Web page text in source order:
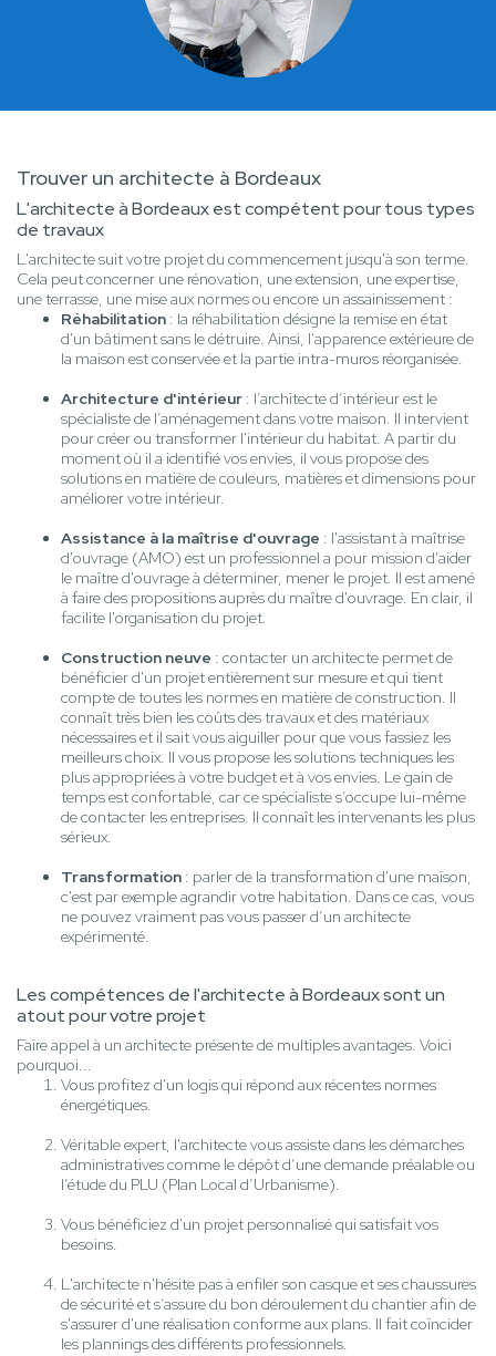
Trouver un architecte à Bordeaux
L'architecte à Bordeaux est compétent pour tous types
de travaux
L'architecte suit votre projet du commencement jusqu'à son terme.
Cela peut concerner une rénovation, une extension, une expertise,
une terrasse, une mise aux normes ou encore un assainissement :
Réhabilitation : la réhabilitation désigne la remise en état
d'un bâtiment sans le détruire. Ainsi, l'apparence extérieure de
la maison est conservée et la partie intra-muros réorganisée.
Architecture d'intérieur : l’architecte d’intérieur est le
spécialiste de l’aménagement dans votre maison. Il intervient
pour créer ou transformer l'intérieur du habitat. A partir du
moment où il a identifié vos envies, il vous propose des
solutions en matière de couleurs, matières et dimensions pour
améliorer votre intérieur.
Assistance à la maîtrise d'ouvrage : l'assistant à maîtrise
d'ouvrage (AMO) est un professionnel a pour mission d'aider
le maître d'ouvrage à déterminer, mener le projet. Il est amené
à faire des propositions auprès du maître d'ouvrage. En clair, il
facilite l'organisation du projet.
Construction neuve : contacter un architecte permet de
bénéficier d'un projet entièrement sur mesure et qui tient
compte de toutes les normes en matière de construction. Il
connaît très bien les coûts des travaux et des matériaux
nécessaires et il sait vous aiguiller pour que vous fassiez les
meilleurs choix. Il vous propose les solutions techniques les
plus appropriées à votre budget et à vos envies. Le gain de
temps est confortable, car ce spécialiste s’occupe lui-même
de contacter les entreprises. Il connaît les intervenants les plus
sérieux.
Transformation : parler de la transformation d'une maison,
c'est par exemple agrandir votre habitation. Dans ce cas, vous
ne pouvez vraiment pas vous passer d’un architecte
expérimenté.
Les compétences de l'architecte à Bordeaux sont un
atout pour votre projet
Faire appel à un architecte présente de multiples avantages. Voici
pourquoi...
Vous profitez d'un logis qui répond aux récentes normes
énergétiques.
Véritable expert, l'architecte vous assiste dans les démarches
administratives comme le dépôt d’une demande préalable ou
l’étude du PLU (Plan Local d’Urbanisme).
Vous bénéficiez d'un projet personnalisé qui satisfait vos
besoins.
L'architecte n'hésite pas à enfiler son casque et ses chaussures
de sécurité et s’assure du bon déroulement du chantier afin de
s'assurer d'une réalisation conforme aux plans. Il fait coïncider
les plannings des différents professionnels.